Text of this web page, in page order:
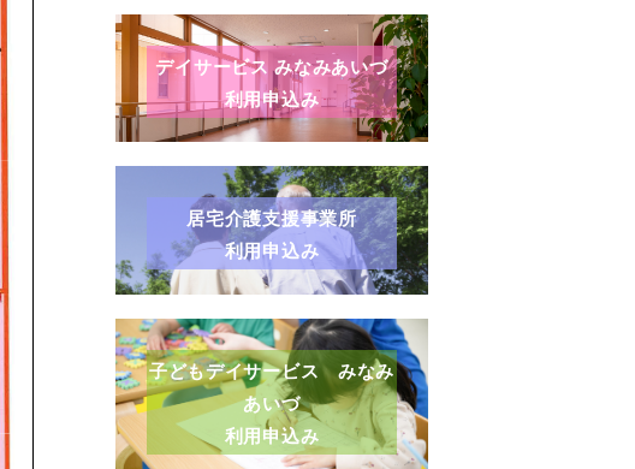
デイサービス みなみあいづ
利用申込み
居宅介護支援事業所
利用申込み
子どもデイサービス みなみ
あいづ
利用申込み